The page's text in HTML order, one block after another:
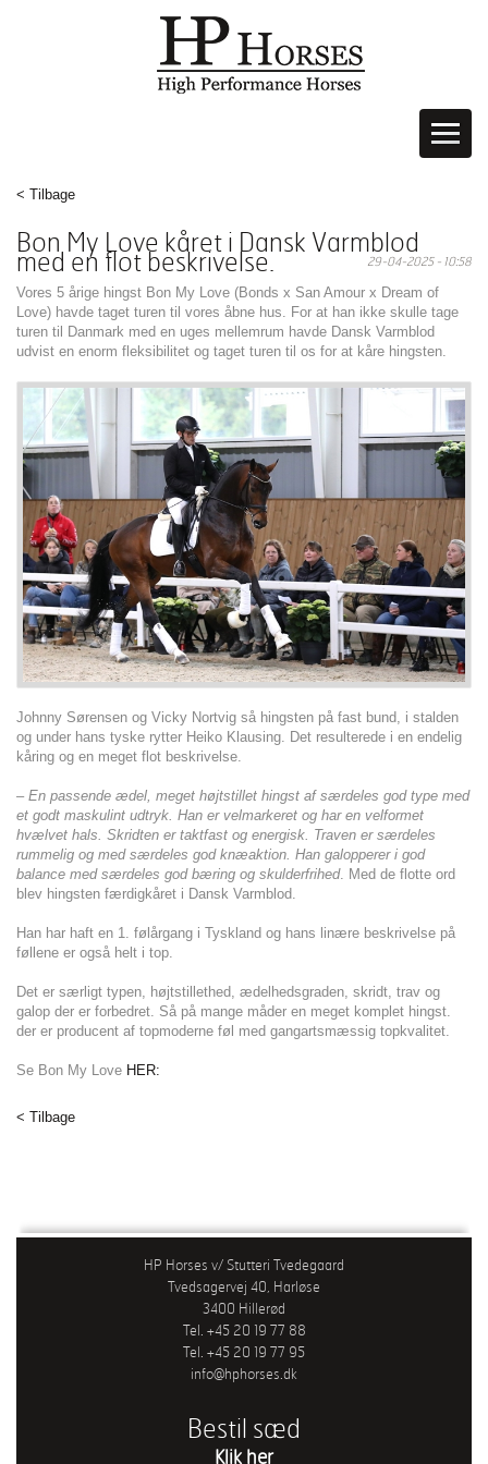
< Tilbage
Bon My Love kåret i Dansk Varmblod
med en flot beskrivelse. 29-04-2025 - 10:58
Vores 5 årige hingst Bon My Love (Bonds x San Amour x Dream of
Love) havde taget turen til vores åbne hus. For at han ikke skulle tage
turen til Danmark med en uges mellemrum havde Dansk Varmblod
udvist en enorm fleksibilitet og taget turen til os for at kåre hingsten.
Johnny Sørensen og Vicky Nortvig så hingsten på fast bund, i stalden
og under hans tyske rytter Heiko Klausing. Det resulterede i en endelig
kåring og en meget flot beskrivelse.
– En passende ædel, meget højtstillet hingst af særdeles god type med
et godt maskulint udtryk. Han er velmarkeret og har en velformet
hvælvet hals. Skridten er taktfast og energisk. Traven er særdeles
rummelig og med særdeles god knæaktion. Han galopperer i god
balance med særdeles god bæring og skulderfrihed. Med de flotte ord
blev hingsten færdigkåret i Dansk Varmblod.
Han har haft en 1. følårgang i Tyskland og hans linære beskrivelse på
føllene er også helt i top.
Det er særligt typen, højtstillethed, ædelhedsgraden, skridt, trav og
galop der er forbedret. Så på mange måder en meget komplet hingst.
der er producent af topmoderne føl med gangartsmæssig topkvalitet.
Se Bon My Love HER:
< Tilbage
HP Horses v/ Stutteri Tvedegaard
Tvedsagervej 40, Harløse
3400 Hillerød
Tel. +45 20 19 77 88
Tel. +45 20 19 77 95
info@hphorses.dk
Bestil sæd
Klik her